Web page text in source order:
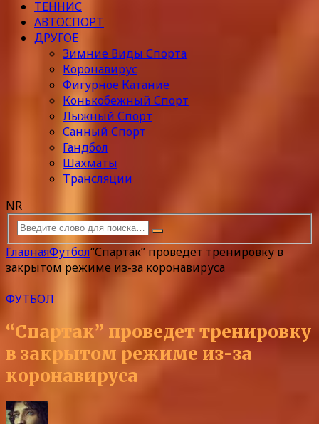
ТЕННИС
АВТОСПОРТ
ДРУГОЕ
Зимние Виды Спорта
Коронавирус
Фигурное Катание
Конькобежный Спорт
Лыжный Спорт
Санный Спорт
Гандбол
Шахматы
Трансляции
NR
ГлавнаяФутбол“Спартак” проведет тренировку в
закрытом режиме из-за коронавируса
ФУТБОЛ
“Спартак” проведет тренировку
в закрытом режиме из-за
коронавируса